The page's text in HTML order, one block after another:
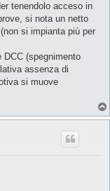
tenendolo acceso in
si nota un netto
si impianta più per
DCC (spegnimento
assenza di
si muove